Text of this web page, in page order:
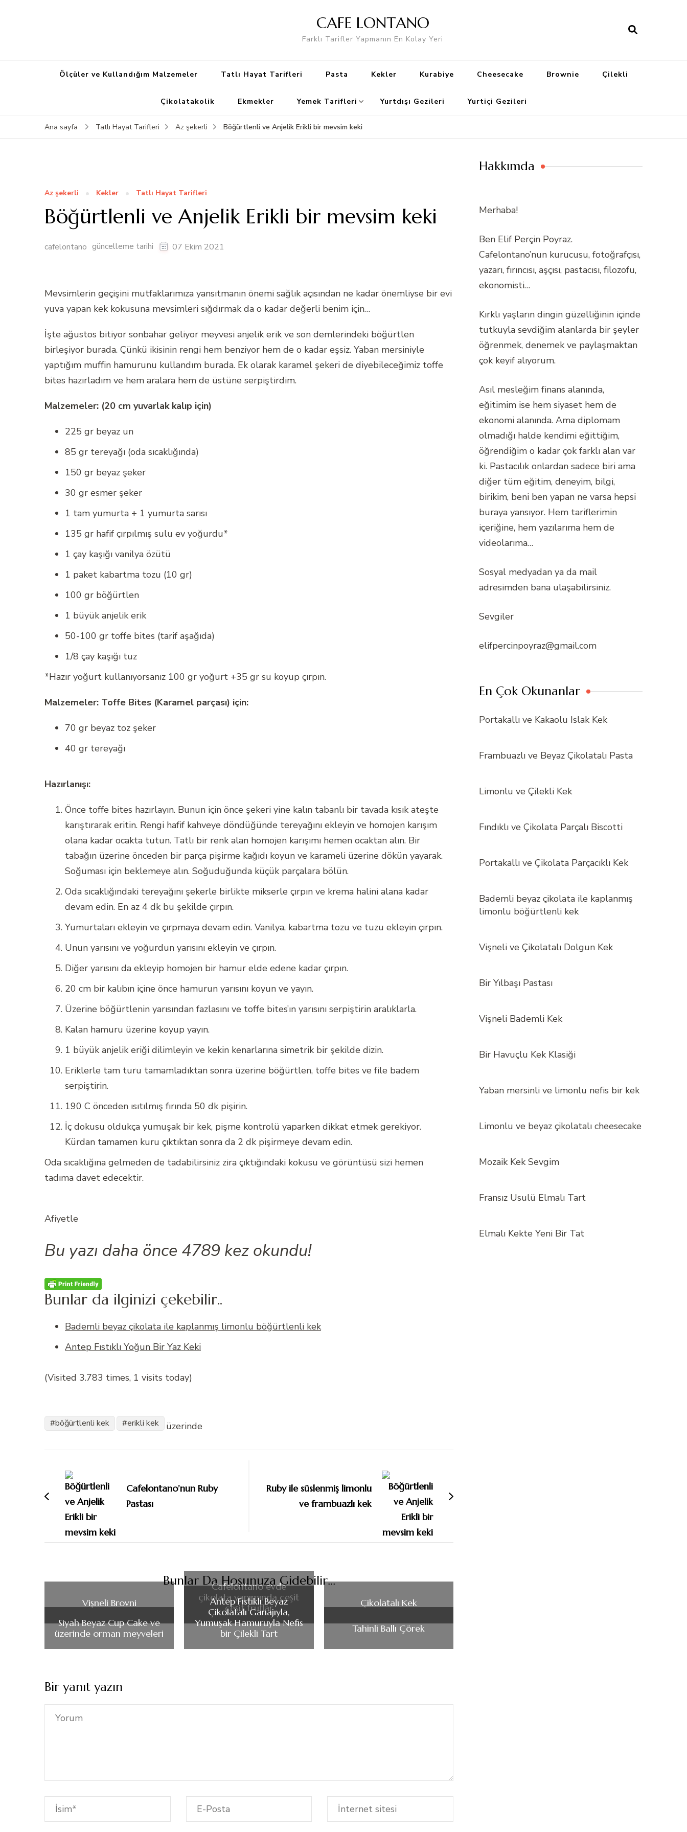
CAFE LONTANO
Farklı Tarifler Yapmanın En Kolay Yeri
Ölçüler ve Kullandığım Malzemeler Tatlı Hayat Tarifleri Pasta Kekler Kurabiye Cheesecake Brownie Çilekli
Çikolatakolik Ekmekler Yemek Tarifleri Yurtdışı Gezileri Yurtiçi Gezileri
Ana sayfa Tatlı Hayat Tarifleri Az şekerli Böğürtlenli ve Anjelik Erikli bir mevsim keki
Az şekerli Kekler Tatlı Hayat Tarifleri
Böğürtlenli ve Anjelik Erikli bir mevsim keki
cafelontano güncelleme tarihi 07 Ekim 2021
Mevsimlerin geçişini mutfaklarımıza yansıtmanın önemi sağlık açısından ne kadar önemliyse bir evi
yuva yapan kek kokusuna mevsimleri sığdırmak da o kadar değerli benim için…
İşte ağustos bitiyor sonbahar geliyor meyvesi anjelik erik ve son demlerindeki böğürtlen
birleşiyor burada. Çünkü ikisinin rengi hem benziyor hem de o kadar eşsiz. Yaban mersiniyle
yaptığım muffin hamurunu kullandım burada. Ek olarak karamel şekeri de diyebileceğimiz toffe
bites hazırladım ve hem aralara hem de üstüne serpiştirdim.
Malzemeler: (20 cm yuvarlak kalıp için)
225 gr beyaz un
85 gr tereyağı (oda sıcaklığında)
150 gr beyaz şeker
30 gr esmer şeker
1 tam yumurta + 1 yumurta sarısı
135 gr hafif çırpılmış sulu ev yoğurdu*
1 çay kaşığı vanilya özütü
1 paket kabartma tozu (10 gr)
100 gr böğürtlen
1 büyük anjelik erik
50-100 gr toffe bites (tarif aşağıda)
1/8 çay kaşığı tuz
*Hazır yoğurt kullanıyorsanız 100 gr yoğurt +35 gr su koyup çırpın.
Malzemeler: Toffe Bites (Karamel parçası) için:
70 gr beyaz toz şeker
40 gr tereyağı
Hazırlanışı:
Önce toffe bites hazırlayın. Bunun için önce şekeri yine kalın tabanlı bir tavada kısık ateşte
karıştırarak eritin. Rengi hafif kahveye döndüğünde tereyağını ekleyin ve homojen karışım
olana kadar ocakta tutun. Tatlı bir renk alan homojen karışımı hemen ocaktan alın. Bir
tabağın üzerine önceden bir parça pişirme kağıdı koyun ve karameli üzerine dökün yayarak.
Soğuması için beklemeye alın. Soğuduğunda küçük parçalara bölün.
Oda sıcaklığındaki tereyağını şekerle birlikte mikserle çırpın ve krema halini alana kadar
devam edin. En az 4 dk bu şekilde çırpın.
Yumurtaları ekleyin ve çırpmaya devam edin. Vanilya, kabartma tozu ve tuzu ekleyin çırpın.
Unun yarısını ve yoğurdun yarısını ekleyin ve çırpın.
Diğer yarısını da ekleyip homojen bir hamur elde edene kadar çırpın.
20 cm bir kalıbın içine önce hamurun yarısını koyun ve yayın.
Üzerine böğürtlenin yarısından fazlasını ve toffe bites’ın yarısını serpiştirin aralıklarla.
Kalan hamuru üzerine koyup yayın.
1 büyük anjelik eriği dilimleyin ve kekin kenarlarına simetrik bir şekilde dizin.
Eriklerle tam turu tamamladıktan sonra üzerine böğürtlen, toffe bites ve file badem
serpiştirin.
190 C önceden ısıtılmış fırında 50 dk pişirin.
İç dokusu oldukça yumuşak bir kek, pişme kontrolü yaparken dikkat etmek gerekiyor.
Kürdan tamamen kuru çıktıktan sonra da 2 dk pişirmeye devam edin.
Oda sıcaklığına gelmeden de tadabilirsiniz zira çıktığındaki kokusu ve görüntüsü sizi hemen
tadıma davet edecektir.
Afiyetle
Bu yazı daha önce 4789 kez okundu!
Bunlar da ilginizi çekebilir..
Bademli beyaz çikolata ile kaplanmış limonlu böğürtlenli kek
Antep Fıstıklı Yoğun Bir Yaz Keki
(Visited 3.783 times, 1 visits today)
böğürtlenli kek erikli kek üzerinde
dolaşımı
Cafelontano’nun Ruby
Pastası
Ruby ile süslenmiş limonlu
ve frambuazlı kek
Bunlar Da Hoşunuza Gidebilir...
Vişneli Brovni
Cafelontano evde
çikolata yapımında çeşit
çeşit truflar
Çikolatalı Kek
Siyah Beyaz Cup Cake ve
üzerinde orman meyveleri
Antep Fıstıklı Beyaz
Çikolatalı Ganajıyla,
Yumuşak Hamuruyla Nefis
bir Çilekli Tart
Tahinli Ballı Çörek
Bir yanıt yazın
Hakkımda
Merhaba!
Ben Elif Perçin Poyraz.
Cafelontano’nun kurucusu, fotoğrafçısı,
yazarı, fırıncısı, aşçısı, pastacısı, filozofu,
ekonomisti…
Kırklı yaşların dingin güzelliğinin içinde
tutkuyla sevdiğim alanlarda bir şeyler
öğrenmek, denemek ve paylaşmaktan
çok keyif alıyorum.
Asıl mesleğim finans alanında,
eğitimim ise hem siyaset hem de
ekonomi alanında. Ama diplomam
olmadığı halde kendimi eğittiğim,
öğrendiğim o kadar çok farklı alan var
ki. Pastacılık onlardan sadece biri ama
diğer tüm eğitim, deneyim, bilgi,
birikim, beni ben yapan ne varsa hepsi
buraya yansıyor. Hem tariflerimin
içeriğine, hem yazılarıma hem de
videolarıma…
Sosyal medyadan ya da mail
adresimden bana ulaşabilirsiniz.
Sevgiler
elifpercinpoyraz@gmail.com
En Çok Okunanlar
Portakallı ve Kakaolu Islak Kek
Frambuazlı ve Beyaz Çikolatalı Pasta
Limonlu ve Çilekli Kek
Fındıklı ve Çikolata Parçalı Biscotti
Portakallı ve Çikolata Parçacıklı Kek
Bademli beyaz çikolata ile kaplanmış
limonlu böğürtlenli kek
Vişneli ve Çikolatalı Dolgun Kek
Bir Yılbaşı Pastası
Vişneli Bademli Kek
Bir Havuçlu Kek Klasiği
Yaban mersinli ve limonlu nefis bir kek
Limonlu ve beyaz çikolatalı cheesecake
Mozaik Kek Sevgim
Fransız Usulü Elmalı Tart
Elmalı Kekte Yeni Bir Tat